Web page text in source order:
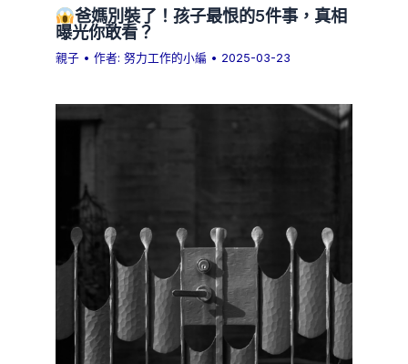
爸媽別裝了！孩子最恨的5件事，真相
曝光你敢看？
親子 • 作者:努力工作的小編 • 2025-03-23